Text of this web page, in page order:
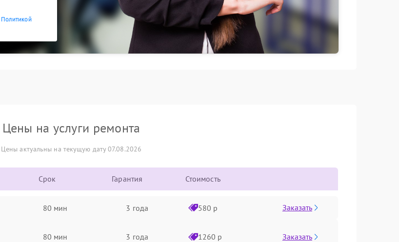
Политикой
Цены на услуги ремонта
Цены актуальны на текущую дату 07.08.2026
Срок Гарантия Стоимость
80 мин 3 года 580 р Заказать
80 мин 3 года 1260 р Заказать